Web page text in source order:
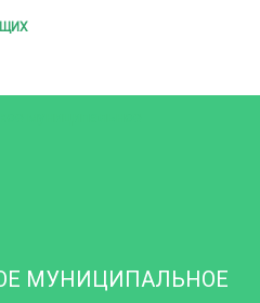
МУНИЦИПАЛЬНОЕ